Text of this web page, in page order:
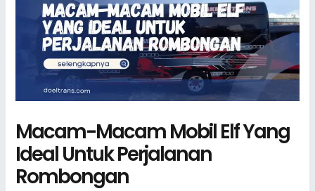
Macam-Macam Mobil Elf Yang
Ideal Untuk Perjalanan
Rombongan